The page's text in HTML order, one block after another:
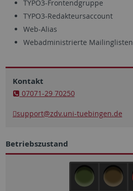
TYPO3-Frontendgruppe
TYPO3-Redakteursaccount
Web-Alias
Webadministrierte Mailinglisten
Kontakt
07071-29 70250
support@zdv.uni-tuebingen.de
Betriebszustand